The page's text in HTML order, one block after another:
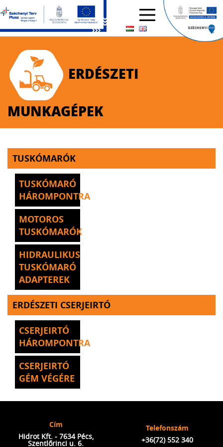
ERDÉSZETI
MUNKAGÉPEK
TUSKÓMARÓK
TUSKÓMARÓ
HÁROMPONTRA
MOTOROS
TUSKÓMARÓK
HIDRAULIKUS
TUSKÓMARÓ
ADAPTEREK
ERDÉSZETI CSERJEIRTÓ
CSERJEIRTÓ
HÁROMPONTRA
CSERJEIRTÓ
GÉM VÉGÉRE
Cím
Hidrot Kft. - 7634 Pécs,
Szentlőrinci u. 6.
Telefonszám
+36(72) 552 340